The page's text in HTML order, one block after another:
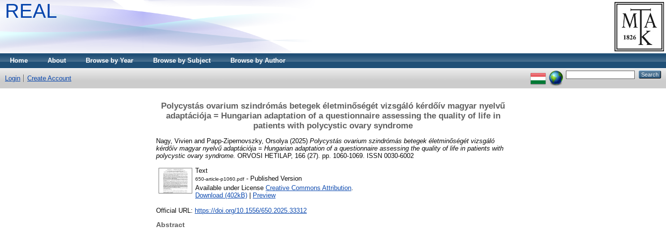
REAL
Home About Browse by Year Browse by Subject Browse by Author
Login Create Account
Polycystás ovarium szindrómás betegek életminőségét vizsgáló kérdőív magyar nyelvű
adaptációja = Hungarian adaptation of a questionnaire assessing the quality of life in
patients with polycystic ovary syndrome
Nagy, Vivien and Papp-Zipernovszky, Orsolya (2025) Polycystás ovarium szindrómás betegek életminőségét vizsgáló
kérdőív magyar nyelvű adaptációja = Hungarian adaptation of a questionnaire assessing the quality of life in patients with
polycystic ovary syndrome. ORVOSI HETILAP, 166 (27). pp. 1060-1069. ISSN 0030-6002
Text
650-article-p1060.pdf - Published Version
Available under License Creative Commons Attribution.
Download (402kB)
Preview
Official URL: https://doi.org/10.1556/650.2025.33312
Abstract